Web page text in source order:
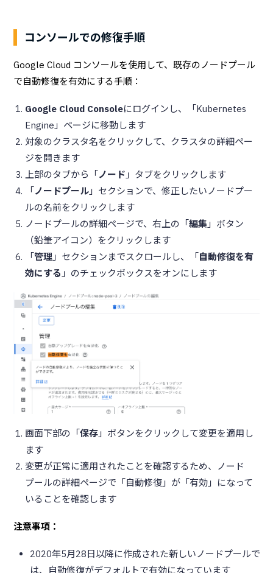
コンソールでの修復手順
Google Cloud コンソールを使用して、既存のノードプール
で自動修復を有効にする手順：
Google Cloud Consoleにログインし、「Kubernetes
Engine」ページに移動します
対象のクラスタ名をクリックして、クラスタの詳細ペー
ジを開きます
上部のタブから「ノード 」タブをクリックします
「ノードプール 」セクションで、修正したいノードプー
ルの名前をクリックします
ノードプールの詳細ページで、右上の「編集 」ボタン
（鉛筆アイコン）をクリックします
「管理 」セクションまでスクロールし、「自動修復を有
効にする 」のチェックボックスをオンにします
画面下部の「保存 」ボタンをクリックして変更を適用し
ます
変更が正常に適用されたことを確認するため、ノード
プールの詳細ページで「自動修復」が「有効」になって
いることを確認します
注意事項：
2020年5月28日以降に作成された新しいノードプールで
は、自動修復がデフォルトで有効になっています